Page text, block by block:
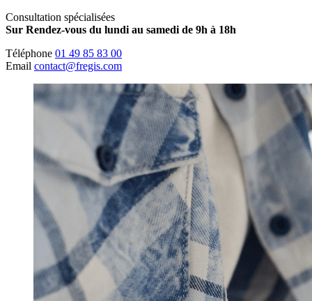
Consultation spécialisées
Sur Rendez-vous du lundi au samedi de 9h à 18h
Téléphone 01 49 85 83 00
Email contact@fregis.com